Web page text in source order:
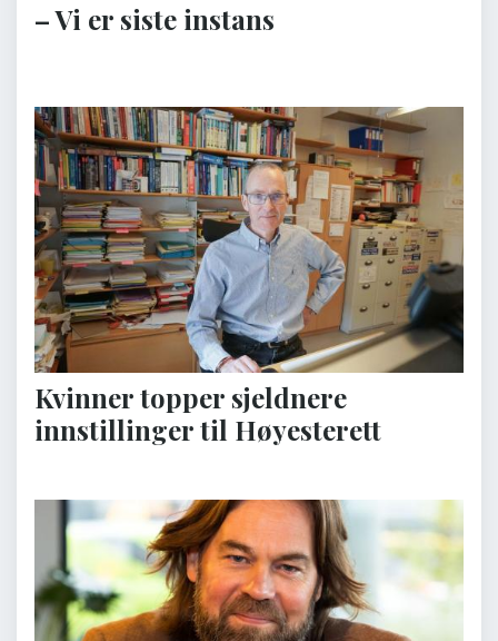
– Vi er siste instans
Kvinner topper sjeldnere
innstillinger til Høyesterett